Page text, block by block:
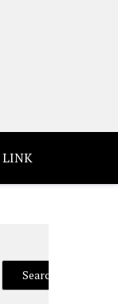
LINK
Search